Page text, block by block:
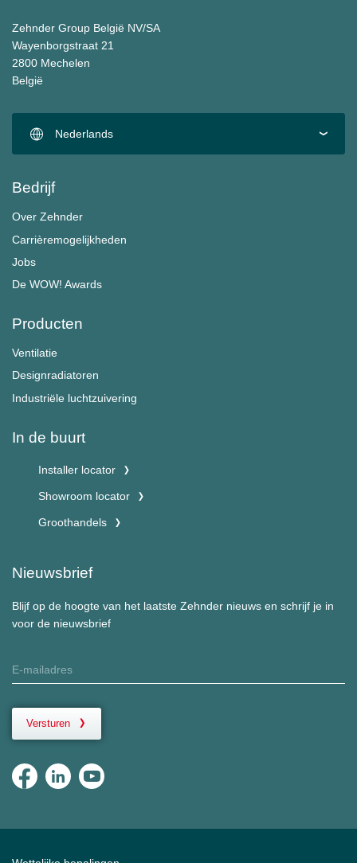
Zehnder Group België NV/SA
Wayenborgstraat 21
2800 Mechelen
België
Nederlands
Bedrijf
Over Zehnder
Carrièremogelijkheden
Jobs
De WOW! Awards
Producten
Ventilatie
Designradiatoren
Industriële luchtzuivering
In de buurt
Installer locator
Showroom locator
Groothandels
Nieuwsbrief
Blijf op de hoogte van het laatste Zehnder nieuws en schrijf je in
voor de nieuwsbrief
Versturen